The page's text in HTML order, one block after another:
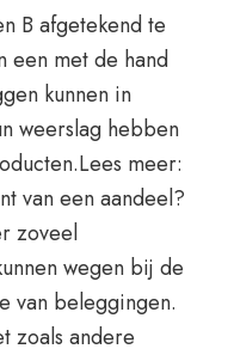
B afgetekend te
een met de hand
kunnen in
weerslag hebben
meer:
van een aandeel?
zoveel
wegen bij de
van beleggingen.
zoals andere